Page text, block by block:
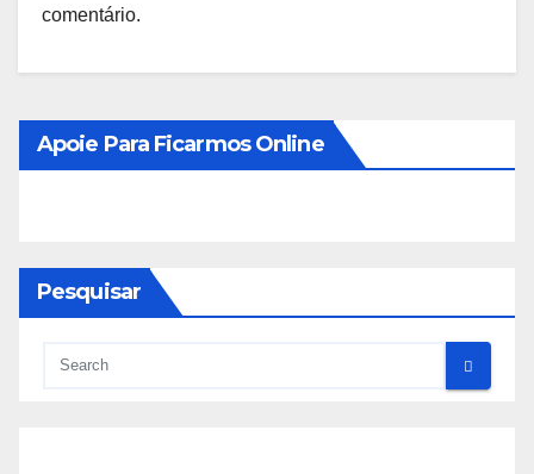
comentário.
Apoie Para Ficarmos Online
Pesquisar